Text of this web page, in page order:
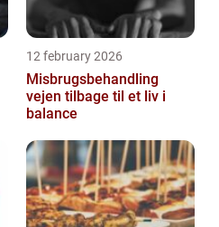
12 february 2026
Misbrugsbehandling
vejen tilbage til et liv i
balance